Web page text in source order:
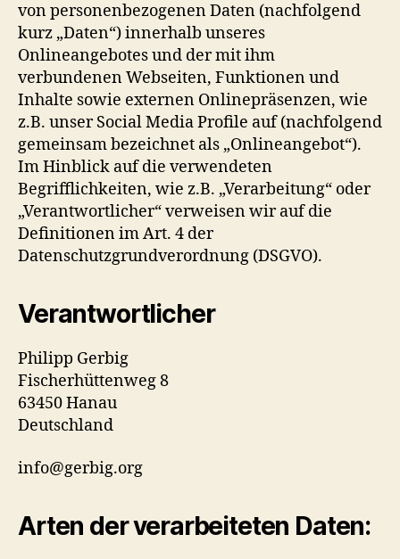
von personenbezogenen Daten (nachfolgend
kurz „Daten“) innerhalb unseres
Onlineangebotes und der mit ihm
verbundenen Webseiten, Funktionen und
Inhalte sowie externen Onlinepräsenzen, wie
z.B. unser Social Media Profile auf (nachfolgend
gemeinsam bezeichnet als „Onlineangebot“).
Im Hinblick auf die verwendeten
Begrifflichkeiten, wie z.B. „Verarbeitung“ oder
„Verantwortlicher“ verweisen wir auf die
Definitionen im Art. 4 der
Datenschutzgrundverordnung (DSGVO).
Verantwortlicher
Philipp Gerbig
Fischerhüttenweg 8
63450 Hanau
Deutschland
info@gerbig.org
Arten der verarbeiteten Daten: